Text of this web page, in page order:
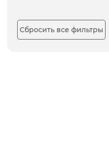
Сбросить все фильтры